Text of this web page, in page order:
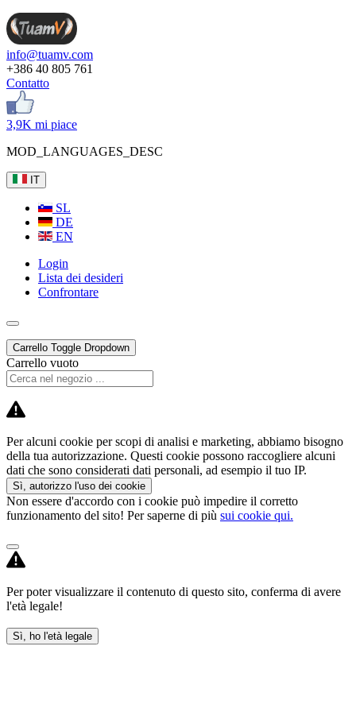
info@tuamv.com
+386 40 805 761
Contatto
3,9K mi piace
MOD_LANGUAGES_DESC
IT
SL
DE
EN
Login
Lista dei desideri
Confrontare
Carrello Toggle Dropdown
Carrello vuoto
Per alcuni cookie per scopi di analisi e marketing, abbiamo bisogno
della tua autorizzazione. Questi cookie possono raccogliere alcuni
dati che sono considerati dati personali, ad esempio il tuo IP.
Sì, autorizzo l'uso dei cookie
Non essere d'accordo con i cookie può impedire il corretto
funzionamento del sito! Per saperne di più sui cookie qui.
Per poter visualizzare il contenuto di questo sito, conferma di avere
l'età legale!
Sì, ho l'età legale